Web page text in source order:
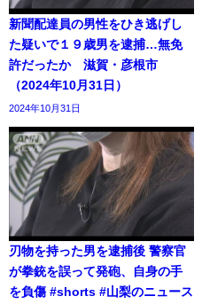
新聞配達員の男性をひき逃げし
た疑いで１９歳男を逮捕…無免
許だったか 滋賀・彦根市
（2024年10月31日）
2024年10月31日
刃物を持った男を逮捕後 警察官
が拳銃を誤って発砲、自身の手
を負傷 #shorts #山梨のニュース